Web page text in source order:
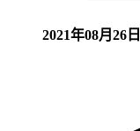
2021年08月26日